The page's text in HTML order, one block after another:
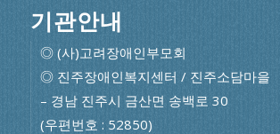
기관안내
◎ (사)고려장애인부모회
◎ 진주장애인복지센터 / 진주소담마을
– 경남 진주시 금산면 송백로 30
(우편번호 : 52850)